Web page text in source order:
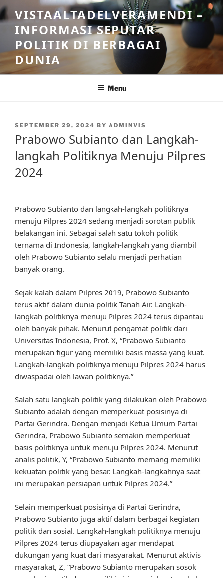
Skip
to
content
VISTAALTADELVERAMENDI –
INFORMASI SEPUTAR
POLITIK DI BERBAGAI
DUNIA
Menu
POSTED
SEPTEMBER 29, 2024 BY ADMINVIS
Prabowo Subianto dan Langkah-
langkah Politiknya Menuju Pilpres
2024
Prabowo Subianto dan langkah-langkah politiknya
menuju Pilpres 2024 sedang menjadi sorotan publik
belakangan ini. Sebagai salah satu tokoh politik
ternama di Indonesia, langkah-langkah yang diambil
oleh Prabowo Subianto selalu menjadi perhatian
banyak orang.
Sejak kalah dalam Pilpres 2019, Prabowo Subianto
terus aktif dalam dunia politik Tanah Air. Langkah-
langkah politiknya menuju Pilpres 2024 terus dipantau
oleh banyak pihak. Menurut pengamat politik dari
Universitas Indonesia, Prof. X, “Prabowo Subianto
merupakan figur yang memiliki basis massa yang kuat.
Langkah-langkah politiknya menuju Pilpres 2024 harus
diwaspadai oleh lawan politiknya.”
Salah satu langkah politik yang dilakukan oleh Prabowo
Subianto adalah dengan memperkuat posisinya di
Partai Gerindra. Dengan menjadi Ketua Umum Partai
Gerindra, Prabowo Subianto semakin memperkuat
basis politiknya untuk menuju Pilpres 2024. Menurut
analis politik, Y, “Prabowo Subianto memang memiliki
kekuatan politik yang besar. Langkah-langkahnya saat
ini merupakan persiapan untuk Pilpres 2024.”
Selain memperkuat posisinya di Partai Gerindra,
Prabowo Subianto juga aktif dalam berbagai kegiatan
politik dan sosial. Langkah-langkah politiknya menuju
Pilpres 2024 terus diupayakan agar mendapat
dukungan yang kuat dari masyarakat. Menurut aktivis
masyarakat, Z, “Prabowo Subianto merupakan sosok